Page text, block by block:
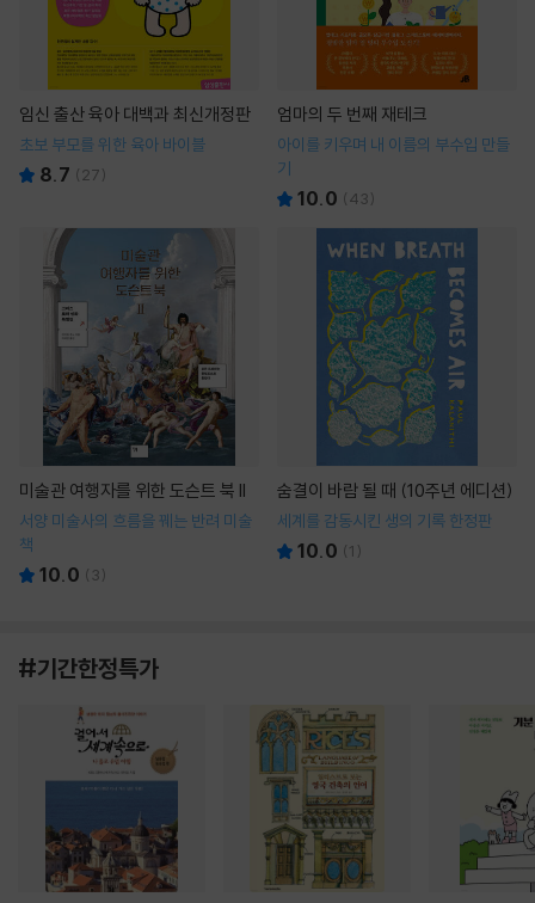
임신 출산 육아 대백과 최신개정판
초보 부모를 위한 육아 바이블
8.7 ( 27)
엄마의 두 번째 재테크
아이를 키우며 내 이름의 부수입 만들
기
10.0 (43)
미술관 여행자를 위한 도슨트 북 II
서양 미술사의 흐름을 꿰는 반려 미술
책
10.0 ( 3)
숨결이 바람 될 때 (10주년 에디션)
세계를 감동시킨 생의 기록 한정판
10.0 (1 )
#기간한정특가